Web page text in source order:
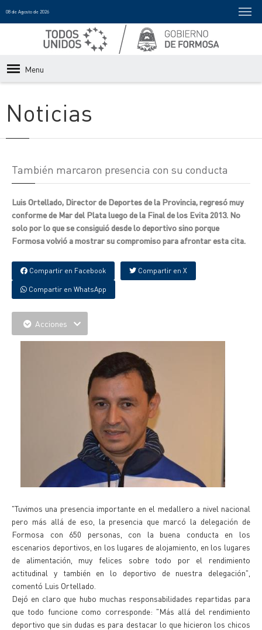
08 de Agosto de 2026
Menu
Noticias
También marcaron presencia con su conducta
Luis Ortellado, Director de Deportes de la Provincia, regresó muy
conforme de Mar del Plata luego de la Final de los Evita 2013. No
solo por lo que se consiguió desde lo deportivo sino porque
Formosa volvió a mostrar su compromiso para afrontar esta cita.
Compartir en Facebook Compartir en X
Compartir en WhatsApp
Acciones
"Tuvimos una presencia importante en el medallero a nivel nacional
pero más allá de eso, la presencia que marcó la delegación de
Formosa con 650 personas, con la buena conducta en los
escenarios deportivos, en los lugares de alojamiento, en los lugares
de alimentación, muy felices sobre todo por el rendimiento
actitudinal y también en lo deportivo de nuestra delegación",
comentó Luis Ortellado.
Dejó en claro que hubo muchas responsabilidades repartidas para
que todo funcione como corresponde: "Más allá del rendimiento
deportivo que sin dudas es para destacar lo que hicieron los chicos